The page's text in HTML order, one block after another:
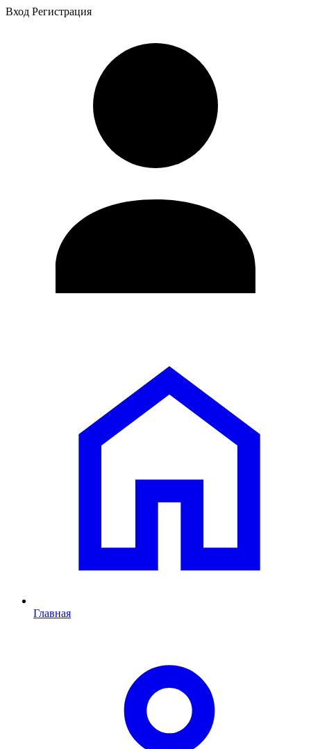
Вход Регистрация
Главная